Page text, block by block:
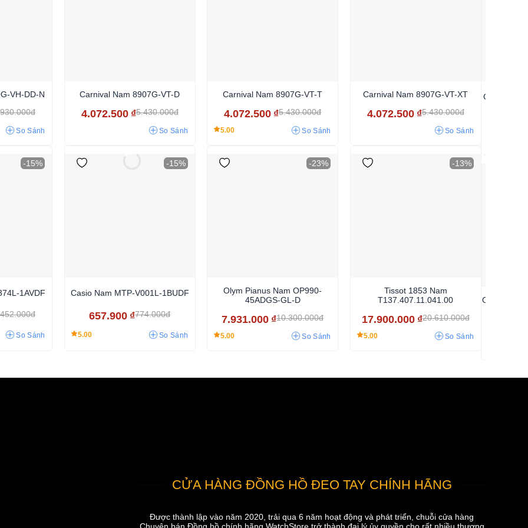
VH-DD-N
So Sánh
Carnival Nam 8907G-VT-D
4.072.500 ₫5.430.000đ
So Sánh
Carnival Nam 8907G-VT-T
4.072.500 ₫5.430.000đ
5.00 So Sánh
Carnival Nam 8907G-VT-XT
4.072.500 ₫5.430.000đ
So Sánh
-15%
1AVDF
So Sánh
-15%
Casio Nam MTP-V001L-1BUDF
657.900 ₫774.000đ
5.00 So Sánh
-23%
Olym Pianus Nam OP990-
45ADGS-GL-D
7.931.000 ₫10.300.000đ
5.00 So Sánh
-13%
Tissot 1853 Nam
T137.407.11.041.00
17.900.000 ₫20.610.000đ
5.00 So Sánh
Carnival
Orient Nam
CỬA HÀNG ĐỒNG HỒ ĐEO TAY CHÍNH HÃNG
Được thành lập vào năm 2020, trải qua 6 năm hoạt động và phát triển, chuỗi cửa hàng